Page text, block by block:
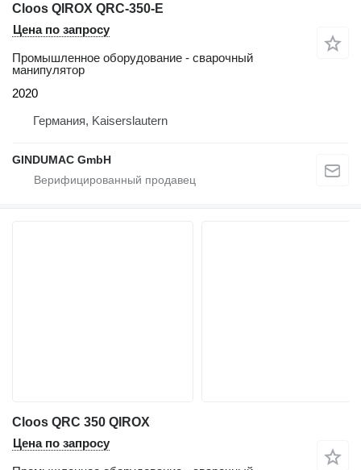
Cloos QIROX QRC-350-E
Цена по запросу
Промышленное оборудование - сварочный
манипулятор
2020
Германия, Kaiserslautern
GINDUMAC GmbH
Cloos QRC 350 QIROX
Цена по запросу